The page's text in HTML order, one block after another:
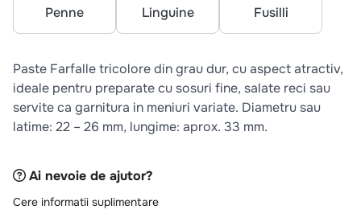
pizza
Penne Linguine Fusilli
Paste Farfalle tricolore din grau dur, cu aspect atractiv,
ideale pentru preparate cu sosuri fine, salate reci sau
servite ca garnitura in meniuri variate. Diametru sau
latime: 22 – 26 mm, lungime: aprox. 33 mm.
Ai nevoie de ajutor?
Cere informatii suplimentare